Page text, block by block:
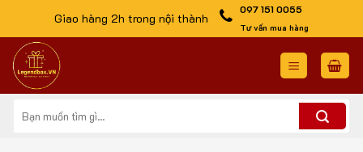
content
Giao hàng 2h trong nội thành
097 151 0055
Tư vấn mua hàng
kiếm: